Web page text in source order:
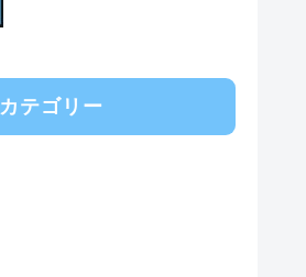
カテゴリー